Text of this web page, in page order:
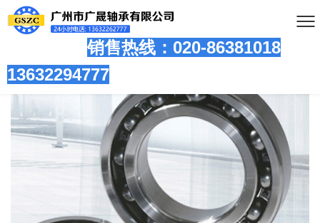
销售热线：020-86381018
13632294777